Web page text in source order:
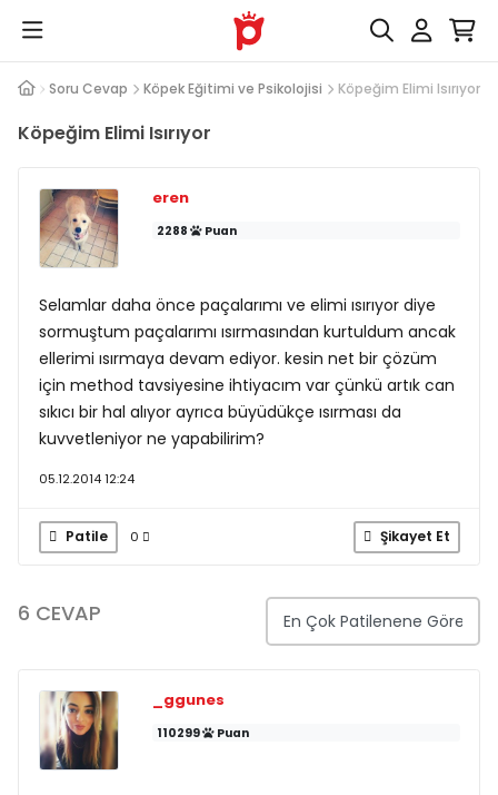
Soru Cevap Köpek Eğitimi ve Psikolojisi Köpeğim Elimi Isırıyor
Köpeğim Elimi Isırıyor
eren
2288 Puan
Selamlar daha önce paçalarımı ve elimi ısırıyor diye
sormuştum paçalarımı ısırmasından kurtuldum ancak
ellerimi ısırmaya devam ediyor. kesin net bir çözüm
için method tavsiyesine ihtiyacım var çünkü artık can
sıkıcı bir hal alıyor ayrıca büyüdükçe ısırması da
kuvvetleniyor ne yapabilirim?
05.12.2014 12:24
Patile 0 Şikayet Et
6 CEVAP
_ggunes
110299 Puan